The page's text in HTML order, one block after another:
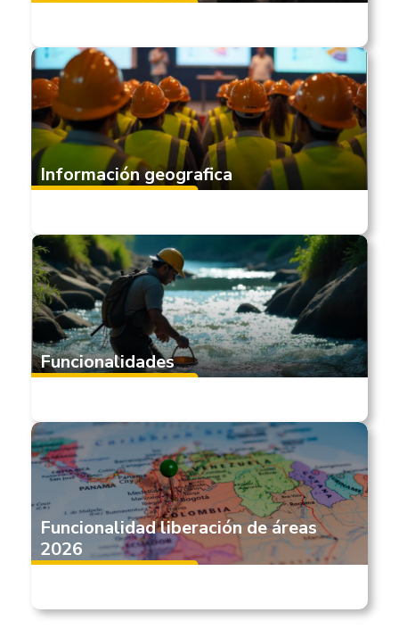
Información geografica
Funcionalidades
Funcionalidad liberación de áreas
2026